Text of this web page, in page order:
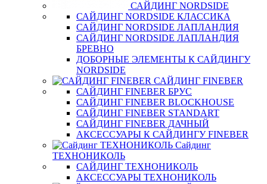
САЙДИНГ NORDSIDE
САЙДИНГ NORDSIDE КЛАССИКА
САЙДИНГ NORDSIDE ЛАПЛАНДИЯ
САЙДИНГ NORDSIDE ЛАПЛАНДИЯ
БРЕВНО
ДОБОРНЫЕ ЭЛЕМЕНТЫ К САЙДИНГУ
NORDSIDE
САЙДИНГ FINEBER
САЙДИНГ FINEBER БРУС
САЙДИНГ FINEBER BLOCKHOUSE
САЙДИНГ FINEBER STANDART
САЙДИНГ FINEBER ДАЧНЫЙ
АКСЕССУАРЫ К САЙДИНГУ FINEBER
Сайдинг
ТЕХНОНИКОЛЬ
САЙДИНГ ТЕХНОНИКОЛЬ
АКСЕССУАРЫ ТЕХНОНИКОЛЬ